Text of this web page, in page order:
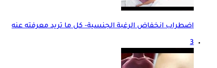
اضطراب انخفاض الرغبة الجنسية- كل ما تريد معرفته عنه
3